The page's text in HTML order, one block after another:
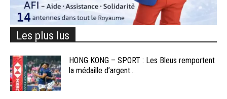
Les plus lus
HONG KONG – SPORT : Les Bleus remportent
la médaille d’argent...